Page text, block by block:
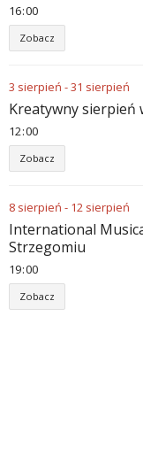
16 00
Zobacz
3 sierpień -31 sierpień
Kreatywny sierpień
12 00
Zobacz
8 sierpień - 12 sierpień
International
Strzegomiu
19 00
Zobacz